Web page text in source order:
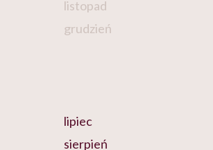
listopad
grudzień
lipiec
sierpień